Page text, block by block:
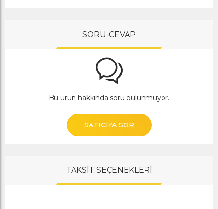
SORU-CEVAP
Bu ürün hakkında soru bulunmuyor.
SATICIYA SOR
TAKSİT SEÇENEKLERİ